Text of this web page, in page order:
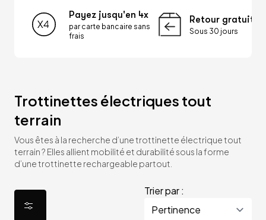
Payez jusqu'en 4x
par carte bancaire sans
frais
Retour gratuit
Sous 30 jours
Trottinettes électriques tout
terrain
Vous êtes à la recherche d’une trottinette électrique tout
terrain ? Elles allient mobilité et durabilité sous la forme
d’une trottinette rechargeable partout.
Trier par :